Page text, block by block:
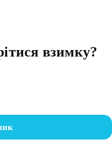
взимку?